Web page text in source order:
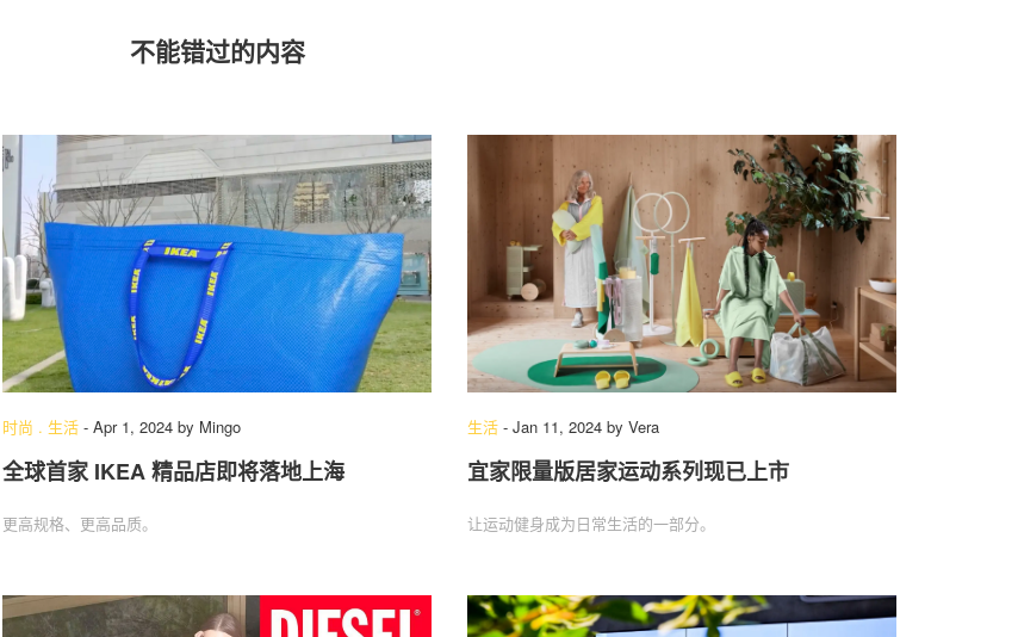
不能错过的内容
时尚 . 生活 - Apr 1, 2024 by Mingo
全球首家 IKEA 精品店即将落地上海
更高规格、更高品质。
生活 - Jan 11, 2024 by Vera
宜家限量版居家运动系列现已上市
让运动健身成为日常生活的一部分。